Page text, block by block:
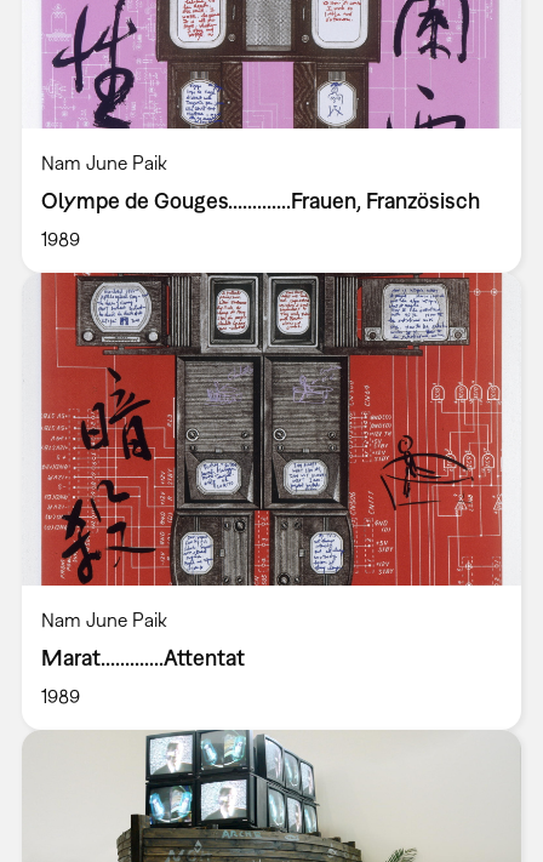
Nam June Paik
Olympe de Gouges.............Frauen, Französisch
1989
Nam June Paik
Marat.............Attentat
1989